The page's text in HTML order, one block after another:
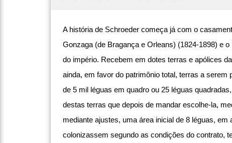
A história de Schroeder começa já com o
Gonzaga (de Bragança e Orleans) (1824-1898) e
do império. Recebem em dotes terras e apólices
ainda, em favor do patrimônio total, terras a
de 5 mil léguas em quadro ou 25 léguas
destas terras que depois de mandar escolhe-la,
mediante ajustes, uma área inicial de 8 léguas,
colonizassem segundo as condições do contrato,